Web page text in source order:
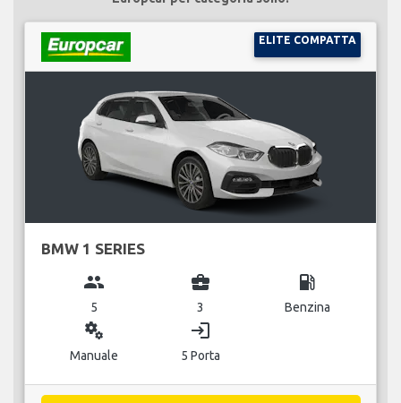
ELITE COMPATTA
BMW 1 SERIES
group
5
business_center
3
local_gas_station
Benzina
miscellaneous_services
Manuale
login
5 Porta